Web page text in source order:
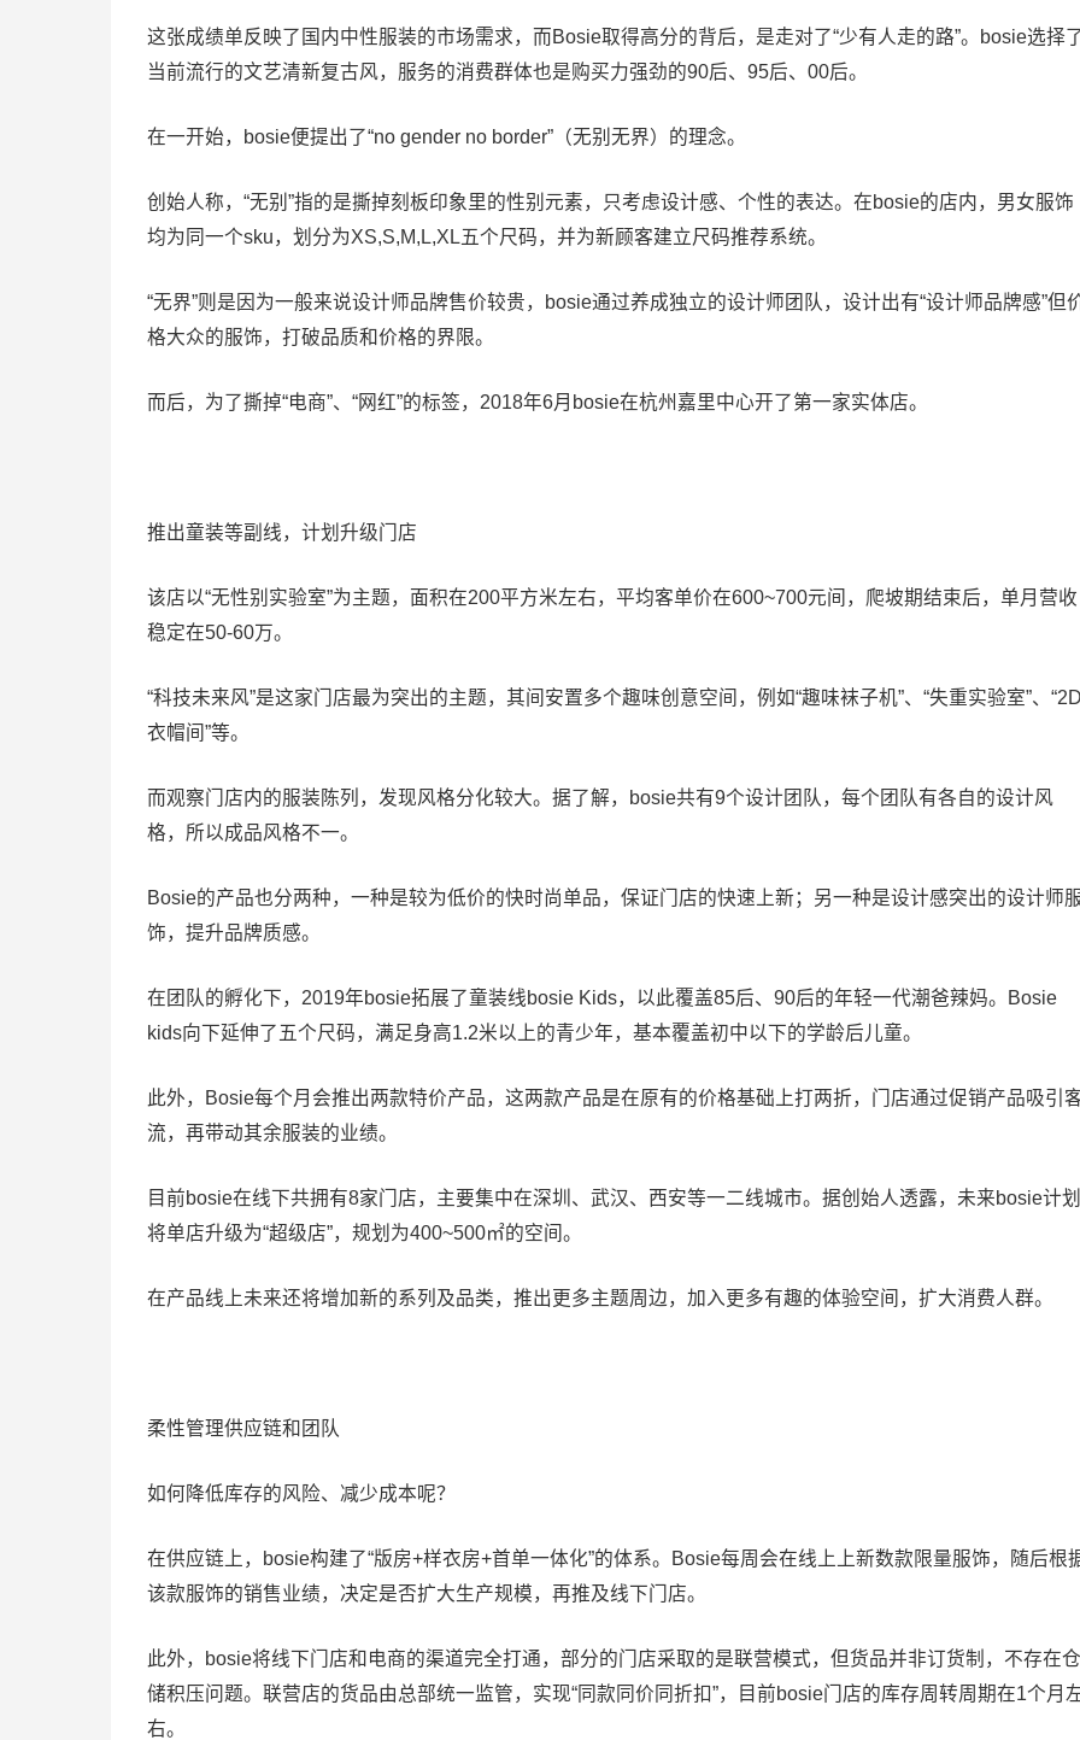
这张成绩单反映了国内中性服装的市场需求，而Bosie取得高分的背后，是走对了“少有人走的路”。bosie选择
当前流行的文艺清新复古风，服务的消费群体也是购买力强劲的90后、95后、00后。
在一开始，bosie便提出了“no gender no border”（无别无界）的理念。
创始人称，“无别”指的是撕掉刻板印象里的性别元素，只考虑设计感、个性的表达。在bosie的店内，男女服饰
均为同一个sku，划分为XS,S,M,L,XL五个尺码，并为新顾客建立尺码推荐系统。
“无界”则是因为一般来说设计师品牌售价较贵，bosie通过养成独立的设计师团队，设计出有“设计师品牌感”但
格大众的服饰，打破品质和价格的界限。
而后，为了撕掉“电商”、“网红”的标签，2018年6月bosie在杭州嘉里中心开了第一家实体店。
推出童装等副线，计划升级门店
该店以“无性别实验室”为主题，面积在200平方米左右，平均客单价在600~700元间，爬坡期结束后，单月营收
稳定在50-60万。
“科技未来风”是这家门店最为突出的主题，其间安置多个趣味创意空间，例如“趣味袜子机”、“失重实验室”、“2D
衣帽间”等。
而观察门店内的服装陈列，发现风格分化较大。据了解，bosie共有9个设计团队，每个团队有各自的设计风
格，所以成品风格不一。
Bosie的产品也分两种，一种是较为低价的快时尚单品，保证门店的快速上新；另一种是设计感突出的设计师
饰，提升品牌质感。
在团队的孵化下，2019年bosie拓展了童装线bosie Kids，以此覆盖85后、90后的年轻一代潮爸辣妈。Bosie
kids向下延伸了五个尺码，满足身高1.2米以上的青少年，基本覆盖初中以下的学龄后儿童。
此外，Bosie每个月会推出两款特价产品，这两款产品是在原有的价格基础上打两折，门店通过促销产品吸引
流，再带动其余服装的业绩。
目前bosie在线下共拥有8家门店，主要集中在深圳、武汉、西安等一二线城市。据创始人透露，未来bosie计划
将单店升级为“超级店”，规划为400~500㎡的空间。
在产品线上未来还将增加新的系列及品类，推出更多主题周边，加入更多有趣的体验空间，扩大消费人群。
柔性管理供应链和团队
如何降低库存的风险、减少成本呢？
在供应链上，bosie构建了“版房+样衣房+首单一体化”的体系。Bosie每周会在线上上新数款限量服饰，随后根
该款服饰的销售业绩，决定是否扩大生产规模，再推及线下门店。
此外，bosie将线下门店和电商的渠道完全打通，部分的门店采取的是联营模式，但货品并非订货制，不存在仓
储积压问题。联营店的货品由总部统一监管，实现“同款同价同折扣”，目前bosie门店的库存周转周期在1个月
右。